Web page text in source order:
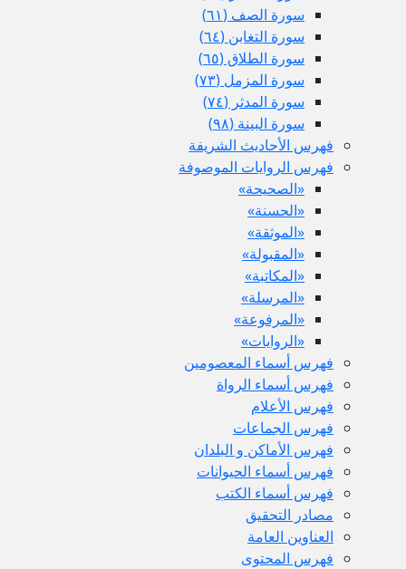
سورة الصف (٦١)
سورة التغابن (٦٤)
سورة الطلاق (٦٥)
سورة المزمل (٧٣)
سورة المدثر (٧٤)
سورة البينة (٩٨)
فهرس الأحاديث الشريفة
فهرس الروايات الموصوفة
«الصحيحة»
«الحسنة»
«الموثقة»
«المقبولة»
«المكاتبة»
«المرسلة»
«المرفوعة»
«الروايات»
فهرس أسماء المعصومين
فهرس أسماء الرواة
فهرس الأعلام
فهرس الجماعات
فهرس الأماكن و البلدان
فهرس أسماء الحيوانات
فهرس أسماء الكتب
مصادر التحقيق
العناوين العامة
فهرس المحتوى